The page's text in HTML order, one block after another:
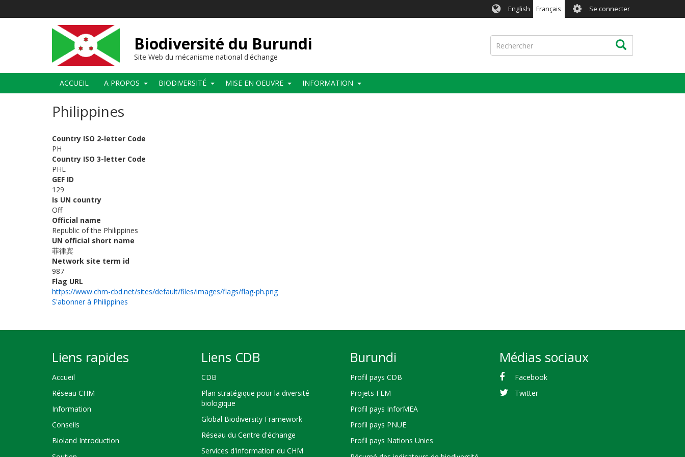
English Français User
account
menu
Se connecter
Biodiversité du Burundi
Site Web du mécanisme national d'échange
Rechercher Rechercher
Main
navigation
ACCUEIL A PROPOS BIODIVERSITÉ MISE EN OEUVRE INFORMATION
Philippines
Country ISO 2-letter Code
PH
Country ISO 3-letter Code
PHL
GEF ID
129
Is UN country
Off
Official name
Republic of the Philippines
UN official short name
菲律宾
Network site term id
987
Flag URL
https://www.chm-cbd.net/sites/default/files/images/flags/flag-ph.png
S'abonner à Philippines
Liens rapides
Accueil
Réseau CHM
Information
Conseils
Bioland Introduction
Liens CDB
CDB
Plan stratégique pour la diversité
biologique
Global Biodiversity Framework
Réseau du Centre d'échange
Services d'information du CHM
Burundi
Profil pays CDB
Projets FEM
Profil pays InforMEA
Profil pays PNUE
Profil pays Nations Unies
Médias sociaux
Facebook
Twitter